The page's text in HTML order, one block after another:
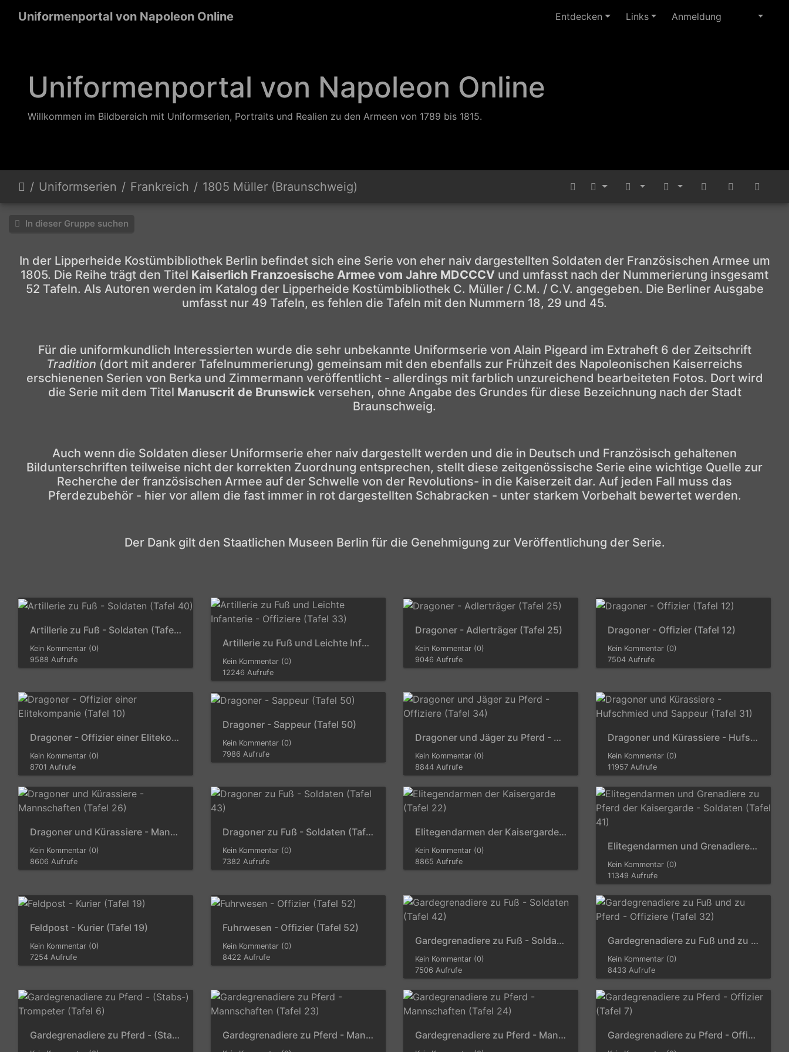
Uniformenportal von Napoleon Online Entdecken Links Anmeldung
Uniformenportal von Napoleon Online
Willkommen im Bildbereich mit Uniformserien, Portraits und Realien zu den Armeen von 1789 bis 1815.
Uniformserien Frankreich 1805 Müller (Braunschweig)
In dieser Gruppe suchen
In der Lipperheide Kostümbibliothek Berlin befindet sich eine Serie von eher naiv dargestellten Soldaten der Französischen Armee um
1805. Die Reihe trägt den Titel Kaiserlich Franzoesische Armee vom Jahre MDCCCV und umfasst nach der Nummerierung insgesamt
52 Tafeln. Als Autoren werden im Katalog der Lipperheide Kostümbibliothek C. Müller / C.M. / C.V. angegeben. Die Berliner Ausgabe
umfasst nur 49 Tafeln, es fehlen die Tafeln mit den Nummern 18, 29 und 45.
Für die uniformkundlich Interessierten wurde die sehr unbekannte Uniformserie von Alain Pigeard im Extraheft 6 der Zeitschrift
Tradition (dort mit anderer Tafelnummerierung) gemeinsam mit den ebenfalls zur Frühzeit des Napoleonischen Kaiserreichs
erschienenen Serien von Berka und Zimmermann veröffentlicht - allerdings mit farblich unzureichend bearbeiteten Fotos. Dort wird
die Serie mit dem Titel Manuscrit de Brunswickversehen, ohne Angabe des Grundes für diese Bezeichnung nach der Stadt
Braunschweig.
Auch wenn die Soldaten dieser Uniformserie eher naiv dargestellt werden und die in Deutsch und Französisch gehaltenen
Bildunterschriften teilweise nicht der korrekten Zuordnung entsprechen, stellt diese zeitgenössische Serie eine wichtige Quelle zur
Recherche der französischen Armee auf der Schwelle von der Revolutions- in die Kaiserzeit dar. Auf jeden Fall muss das
Pferdezubehör - hier vor allem die fast immer in rot dargestellten Schabracken - unter starkem Vorbehalt bewertet werden.
Der Dank gilt den Staatlichen Museen Berlin für die Genehmigung zur Veröffentlichung der Serie.
Artillerie zu Fuß - Soldaten (Tafel 40)
Kein Kommentar (0)
9588 Aufrufe
Artillerie zu Fuß und Leichte Infanterie - Offiziere (Tafel 33)
Kein Kommentar (0)
12246 Aufrufe
Dragoner - Adlerträger (Tafel 25)
Kein Kommentar (0)
9046 Aufrufe
Dragoner - Offizier (Tafel 12)
Kein Kommentar (0)
7504 Aufrufe
Dragoner - Offizier einer Elitekompanie (Tafel 10)
Kein Kommentar (0)
8701 Aufrufe
Dragoner - Sappeur (Tafel 50)
Kein Kommentar (0)
7986 Aufrufe
Dragoner und Jäger zu Pferd - Offiziere (Tafel 34)
Kein Kommentar (0)
8844 Aufrufe
Dragoner und Kürassiere - Hufschmied und Sappeur (Tafel 31)
Kein Kommentar (0)
11957 Aufrufe
Dragoner und Kürassiere - Mannschaften (Tafel 26)
Kein Kommentar (0)
8606 Aufrufe
Dragoner zu Fuß - Soldaten (Tafel 43)
Kein Kommentar (0)
7382 Aufrufe
Elitegendarmen der Kaisergarde (Tafel 22)
Kein Kommentar (0)
8865 Aufrufe
Elitegendarmen und Grenadiere zu Pferd der Kaisergarde - Soldaten (Tafel 41)
Kein Kommentar (0)
11349 Aufrufe
Feldpost - Kurier (Tafel 19)
Kein Kommentar (0)
7254 Aufrufe
Fuhrwesen - Offizier (Tafel 52)
Kein Kommentar (0)
8422 Aufrufe
Gardegrenadiere zu Fuß - Soldaten (Tafel 42)
Kein Kommentar (0)
7506 Aufrufe
Gardegrenadiere zu Fuß und zu Pferd - Offiziere (Tafel 32)
Kein Kommentar (0)
8433 Aufrufe
Gardegrenadiere zu Pferd - (Stabs-) Trompeter (Tafel 6) Gardegrenadiere zu Pferd - Mannschaften (Tafel 23) Gardegrenadiere zu Pferd - Mannschaften (Tafel 24) Gardegrenadiere zu Pferd - Offizier (Tafel 7)